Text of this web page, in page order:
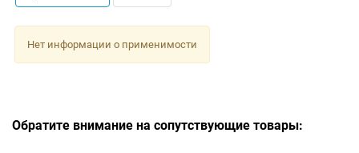
Нет информации о применимости
Обратите внимание на сопутствующие товары: